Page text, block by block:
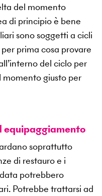
del momento
di principio è bene
sono soggetti a cicli
prima cosa provare
del ciclo per
giusto per
equipaggiamento
soprattutto
di restauro e i
potrebbero
Potrebbe trattarsi ad